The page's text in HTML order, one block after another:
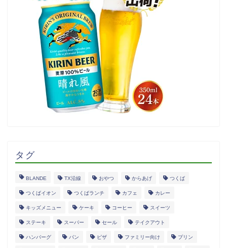
タグ
BLANDE TX沿線 おやつ からあげ つくば
つくばイオン つくばランチ カフェ カレー
キッズメニュー ケーキ コーヒー スイーツ
ステーキ スーパー セール テイクアウト
ハンバーグ パン ピザ ファミリー向け プリン